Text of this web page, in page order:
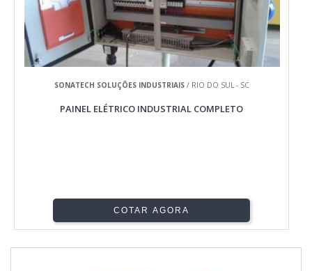
SONATECH SOLUÇÕES INDUSTRIAIS/ RIO DO SUL - SC
PAINEL ELÉTRICO INDUSTRIAL COMPLETO
COTAR AGORA